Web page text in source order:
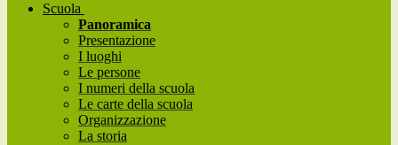
Scuola
Panoramica
Presentazione
I luoghi
Le persone
I numeri della scuola
Le carte della scuola
Organizzazione
La storia